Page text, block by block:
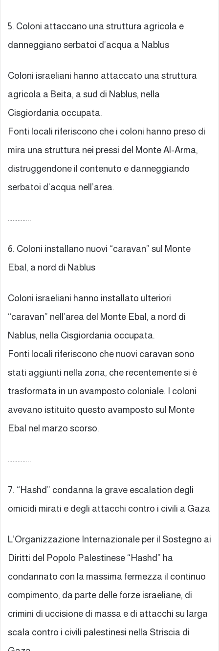
5. Coloni attaccano una struttura agricola e
danneggiano serbatoi d’acqua a Nablus
Coloni israeliani hanno attaccato una struttura
agricola a Beita, a sud di Nablus, nella
Cisgiordania occupata.
Fonti locali riferiscono che i coloni hanno preso di
mira una struttura nei pressi del Monte Al-Arma,
distruggendone il contenuto e danneggiando
serbatoi d’acqua nell’area.
…………..
6. Coloni installano nuovi “caravan” sul Monte
Ebal, a nord di Nablus
Coloni israeliani hanno installato ulteriori
“caravan” nell’area del Monte Ebal, a nord di
Nablus, nella Cisgiordania occupata.
Fonti locali riferiscono che nuovi caravan sono
stati aggiunti nella zona, che recentemente si è
trasformata in un avamposto coloniale. I coloni
avevano istituito questo avamposto sul Monte
Ebal nel marzo scorso.
…………..
7. “Hashd” condanna la grave escalation degli
omicidi mirati e degli attacchi contro i civili a Gaza
L’Organizzazione Internazionale per il Sostegno ai
Diritti del Popolo Palestinese “Hashd” ha
condannato con la massima fermezza il continuo
compimento, da parte delle forze israeliane, di
crimini di uccisione di massa e di attacchi su larga
scala contro i civili palestinesi nella Striscia di